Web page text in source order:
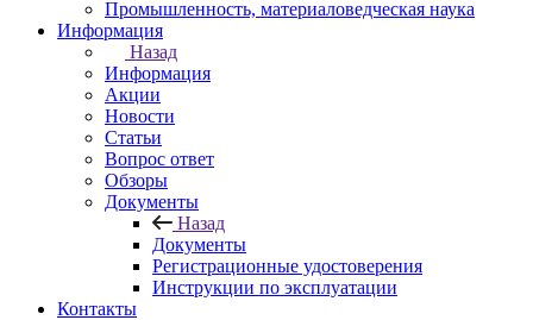
Промышленность, материаловедческая наука
Информация
Назад
Информация
Акции
Новости
Статьи
Вопрос ответ
Обзоры
Документы
Назад
Документы
Регистрационные удостоверения
Инструкции по эксплуатации
Контакты